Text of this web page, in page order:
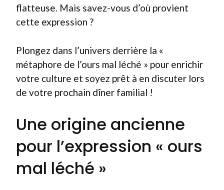
flatteuse. Mais savez-vous d’où provient
cette expression ?
Plongez dans l’univers derrière la «
métaphore de l’ours mal léché » pour enrichir
votre culture et soyez prêt à en discuter lors
de votre prochain dîner familial !
Une origine ancienne
pour l’expression « ours
mal léché »